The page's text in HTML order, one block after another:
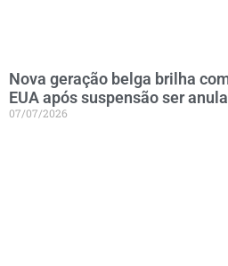
Nova geração belga brilha
EUA após suspensão ser
07/07/2026